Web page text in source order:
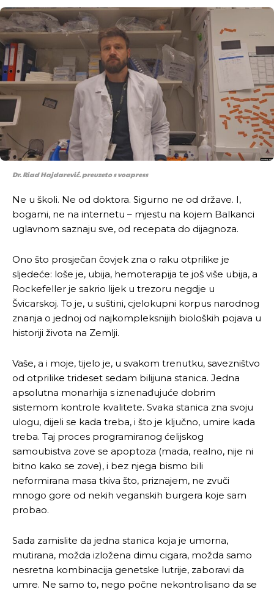
Dr. Riad Hajdarević. preuzeto s voapress
Ne u školi. Ne od doktora. Sigurno ne od države. I,
bogami, ne na internetu – mjestu na kojem Balkanci
uglavnom saznaju sve, od recepata do dijagnoza.
Ono što prosječan čovjek zna o raku otprilike je
sljedeće: loše je, ubija, hemoterapija te još više ubija, a
Rockefeller je sakrio lijek u trezoru negdje u
Švicarskoj. To je, u suštini, cjelokupni korpus narodnog
znanja o jednoj od najkompleksnijih bioloških pojava u
historiji života na Zemlji.
Vaše, a i moje, tijelo je, u svakom trenutku, savezništvo
od otprilike trideset sedam bilijuna stanica. Jedna
apsolutna monarhija s iznenađujuće dobrim
sistemom kontrole kvalitete. Svaka stanica zna svoju
ulogu, dijeli se kada treba, i što je ključno, umire kada
treba. Taj proces programiranog ćelijskog
samoubistva zove se apoptoza (mada, realno, nije ni
bitno kako se zove), i bez njega bismo bili
neformirana masa tkiva što, priznajem, ne zvuči
mnogo gore od nekih veganskih burgera koje sam
probao.
Sada zamislite da jedna stanica koja je umorna,
mutirana, možda izložena dimu cigara, možda samo
nesretna kombinacija genetske lutrije, zaboravi da
umre. Ne samo to, nego počne nekontrolisano da se